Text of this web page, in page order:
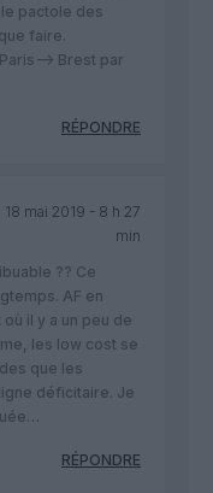
pactole des
faire.
Brest par
RÉPONDRE
18 mai 2019 - 8 h 27
min
?? Ce
AF en
il y a un peu de
les low cost se
que les
déficitaire. Je
RÉPONDRE